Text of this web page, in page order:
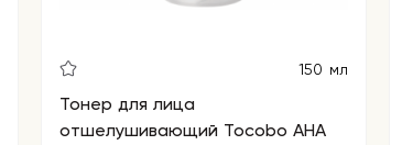
150 мл
Тонер для лица
отшелушивающий Tocobo AHA